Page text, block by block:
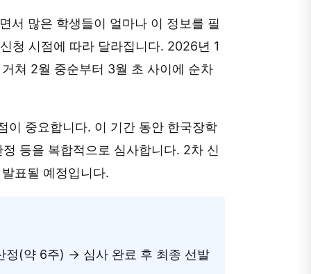
서 많은 학생들이 얼마나 이 정보를 필
청 시점에 따라 달라집니다. 2026년 1
쳐 2월 중순부터 3월 초 사이에 순차
이 중요합니다. 이 기간 동안 한국장학
등을 복합적으로 심사합니다. 2차 신
표될 예정입니다.
(약 6주) → 심사 완료 후 최종 선발